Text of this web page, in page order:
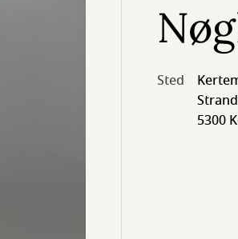
Sted
5300